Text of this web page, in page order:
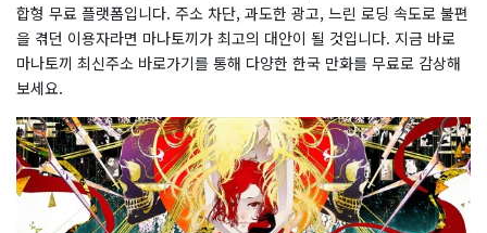
합형 무료 플랫폼입니다. 주소 차단, 과도한 광고, 느린 로딩 속도로 불편
을 겪던 이용자라면 마나토끼가 최고의 대안이 될 것입니다. 지금 바로
마나토끼 최신주소 바로가기를 통해 다양한 한국 만화를 무료로 감상해
보세요.